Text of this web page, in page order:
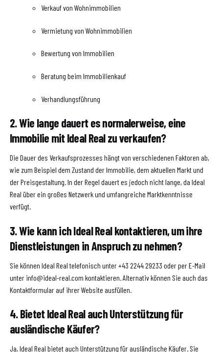
Verkauf von Wohnimmobilien
Vermietung von Wohnimmobilien
Bewertung von Immobilien
Beratung beim Immobilienkauf
Verhandlungsführung
2. Wie lange dauert es normalerweise, eine
Immobilie mit Ideal Real zu verkaufen?
Die Dauer des Verkaufsprozesses hängt von verschiedenen Faktoren ab,
wie zum Beispiel dem Zustand der Immobilie, dem aktuellen Markt und
der Preisgestaltung. In der Regel dauert es jedoch nicht lange, da Ideal
Real über ein großes Netzwerk und umfangreiche Marktkenntnisse
verfügt.
3. Wie kann ich Ideal Real kontaktieren, um ihre
Dienstleistungen in Anspruch zu nehmen?
Sie können Ideal Real telefonisch unter +43 2244 29233 oder per E-Mail
unter info@ideal-real.com kontaktieren. Alternativ können Sie auch das
Kontaktformular auf ihrer Website ausfüllen.
4. Bietet Ideal Real auch Unterstützung für
ausländische Käufer?
Ja, Ideal Real bietet auch Unterstützung für ausländische Käufer. Sie